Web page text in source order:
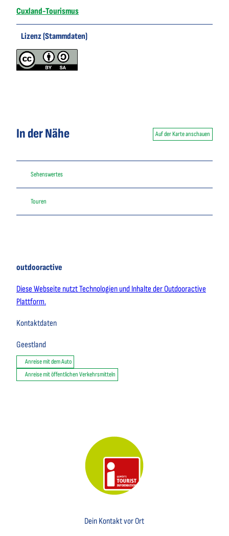
Cuxland-Tourismus
Lizenz (Stammdaten)
In der Nähe Auf der Karte anschauen
Sehenswertes
Touren
outdooractive
Diese Webseite nutzt Technologien und Inhalte der Outdooractive
Plattform.
Kontaktdaten
Geestland
Anreise mit dem Auto
Anreise mit öffentlichen Verkehrsmitteln
Dein Kontakt vor Ort